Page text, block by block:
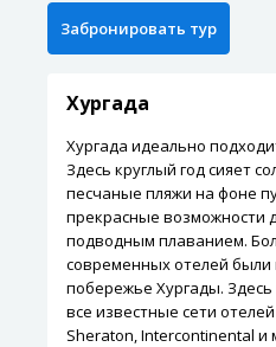
Хургада
Хургада идеально
Здесь круглый год сияет
песчаные пляжи на фоне
прекрасные возможности
подводным плаванием.
современных отелей были
побережье Хургады.
все известные сети
Sheraton, Intercontinental и